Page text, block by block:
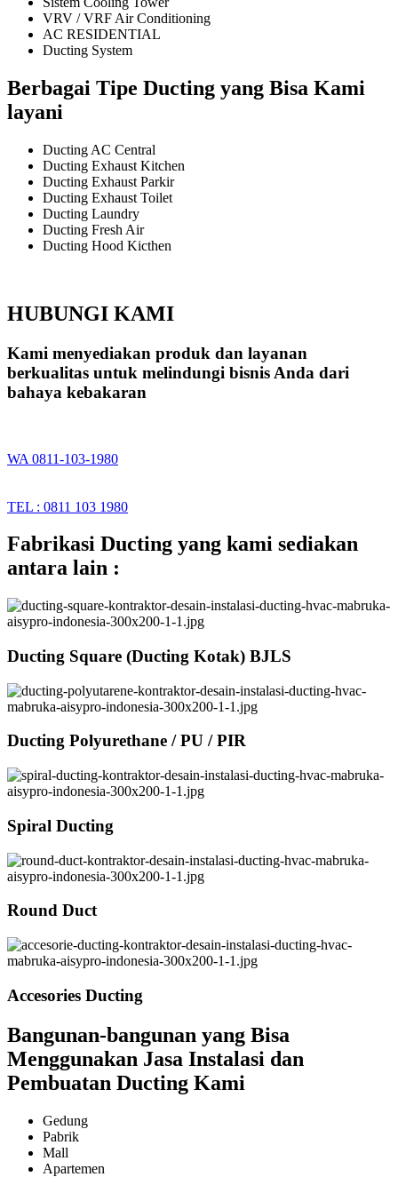
VRV / VRF Air Conditioning
AC RESIDENTIAL
Ducting System
Berbagai Tipe Ducting yang Bisa Kami
layani
Ducting AC Central
Ducting Exhaust Kitchen
Ducting Exhaust Parkir
Ducting Exhaust Toilet
Ducting Laundry
Ducting Fresh Air
Ducting Hood Kicthen
HUBUNGI KAMI
Kami menyediakan produk dan layanan
berkualitas untuk melindungi bisnis Anda dari
bahaya kebakaran
WA 0811-103-1980
TEL : 0811 103 1980
Fabrikasi Ducting yang kami sediakan
antara lain :
Ducting Square (Ducting Kotak) BJLS
Ducting Polyurethane / PU / PIR
Spiral Ducting
Round Duct
Accesories Ducting
Bangunan-bangunan yang Bisa
Menggunakan Jasa Instalasi dan
Pembuatan Ducting Kami
Gedung
Pabrik
Mall
Apartemen